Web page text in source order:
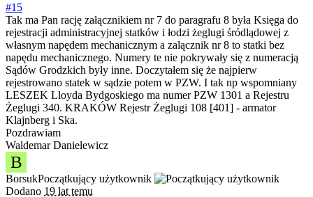
#15
Tak ma Pan rację załącznikiem nr 7 do paragrafu 8 była Księga do
rejestracji administracyjnej statków i łodzi żeglugi śródlądowej z
własnym napędem mechanicznym a zalącznik nr 8 to statki bez
napędu mechanicznego. Numery te nie pokrywały się z numeracją
Sądów Grodzkich były inne. Doczytałem się że najpierw
rejestrowano statek w sądzie potem w PZW. I tak np wspomniany
LESZEK Lloyda Bydgoskiego ma numer PZW 1301 a Rejestru
Żeglugi 340. KRAKÓW Rejestr Żeglugi 108 [401] - armator
Klajnberg i Ska.
Pozdrawiam
Waldemar Danielewicz
B
BorsukPoczątkujący użytkownik
Dodano 19 lat temu